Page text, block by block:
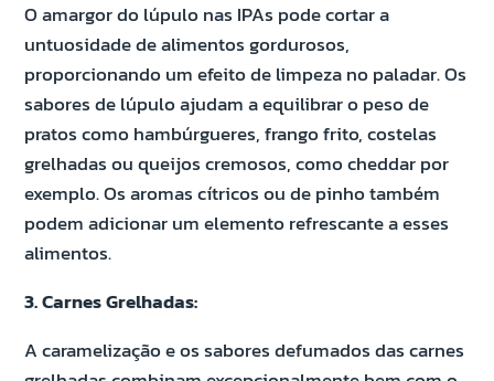
O amargor do lúpulo nas IPAs pode cortar a
untuosidade de alimentos gordurosos,
proporcionando um efeito de limpeza no paladar. Os
sabores de lúpulo ajudam a equilibrar o peso de
pratos como hambúrgueres, frango frito, costelas
grelhadas ou queijos cremosos, como cheddar por
exemplo. Os aromas cítricos ou de pinho também
podem adicionar um elemento refrescante a esses
alimentos.
3. Carnes Grelhadas:
A caramelização e os sabores defumados das carnes